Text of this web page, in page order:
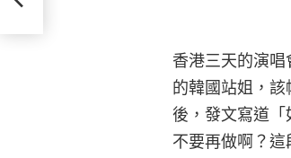
香港三天的演唱
的韓國站姐，該
後，發文寫道
不要再做啊？這